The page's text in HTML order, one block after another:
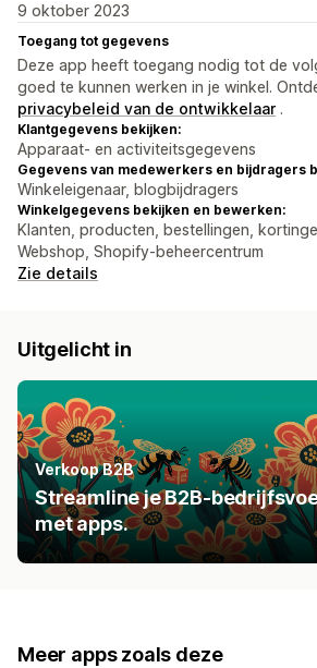
9 oktober 2023
Toegang tot gegevens
Deze app heeft toegang nodig tot de
goed te kunnen werken in je winkel.
privacybeleid van de ontwikkelaar .
Klantgegevens bekijken:
Apparaat- en activiteitsgegevens
Gegevens van medewerkers en bijdragers
Winkeleigenaar, blogbijdragers
Winkelgegevens bekijken en bewerken:
Klanten, producten, bestellingen,
Webshop, Shopify-beheercentrum
Zie details
Uitgelicht in
Verkoop B2B
Streamline je B2B-
met apps.
Meer apps zoals deze